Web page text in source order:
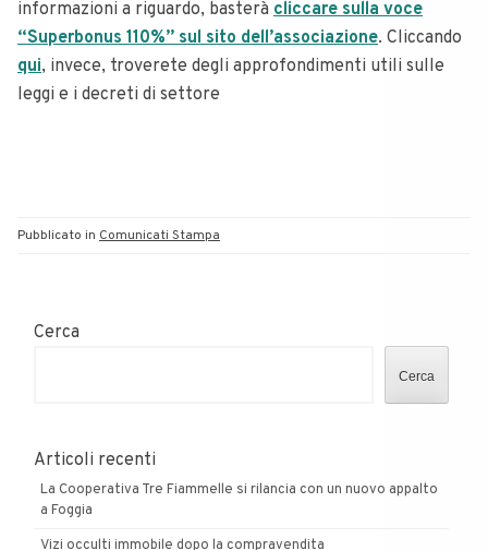
informazioni a riguardo, basterà cliccare sulla voce
“Superbonus 110%” sul sito dell’associazione. Cliccando
qui, invece, troverete degli approfondimenti utili sulle
leggi e i decreti di settore
Pubblicato in Comunicati Stampa
Cerca
Cerca
Articoli recenti
La Cooperativa Tre Fiammelle si rilancia con un nuovo appalto
a Foggia
Vizi occulti immobile dopo la compravendita